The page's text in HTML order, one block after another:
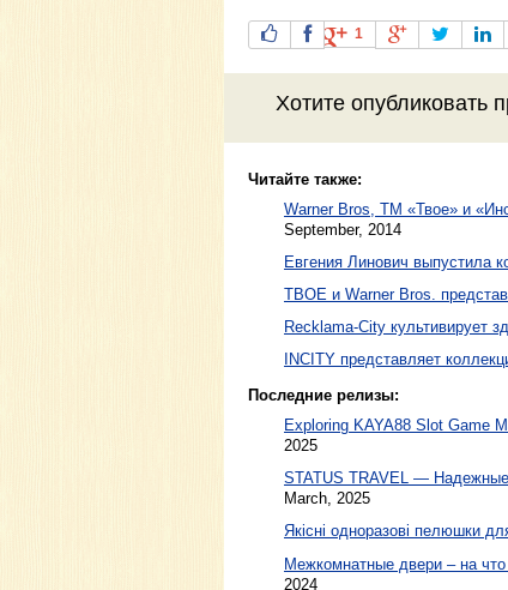
1
Хотите опубликовать
Читайте также:
Warner Bros, ТМ «Твое» и
September, 2014
Евгения Линович выпустила
ТВОЕ и Warner Bros.
Recklama-City культивирует
INCITY представляет
Последние релизы:
Exploring KAYA88 Slot Game
2025
STATUS TRAVEL —
March, 2025
Якісні одноразові пелюшки
Межкомнатные двери – на
2024